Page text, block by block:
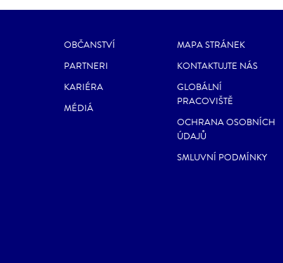
OBČANSTVÍ
PARTNERI
KARIÉRA
MÉDIÁ
MAPA STRÁNEK
KONTAKTUJTE NÁS
GLOBÁLNÍ
PRACOVIŠTĚ
OCHRANA OSOBNÍCH
ÚDAJŮ
SMLUVNÍ PODMÍNKY